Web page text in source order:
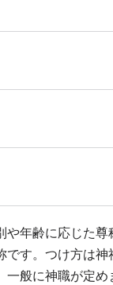
年齢に応じた
す。つけ方は
般に神職が定め